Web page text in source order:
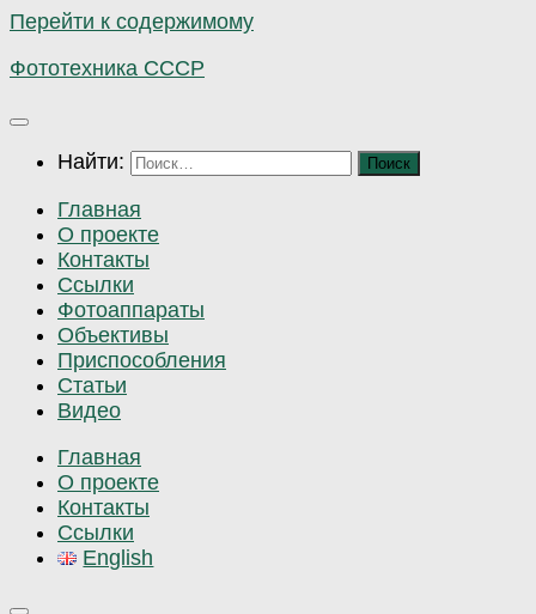
Перейти к содержимому
Фототехника СССР
Найти:
Главная
О проекте
Контакты
Ссылки
Фотоаппараты
Объективы
Приспособления
Статьи
Видео
Главная
О проекте
Контакты
Ссылки
English